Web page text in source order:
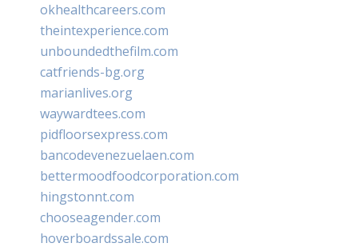
okhealthcareers.com
theintexperience.com
unboundedthefilm.com
catfriends-bg.org
marianlives.org
waywardtees.com
pidfloorsexpress.com
bancodevenezuelaen.com
bettermoodfoodcorporation.com
hingstonnt.com
chooseagender.com
hoverboardssale.com